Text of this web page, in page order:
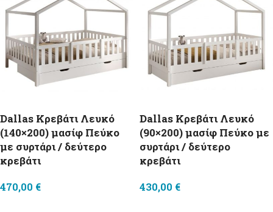
Dallas Κρεβάτι Λευκό
(140×200) μασίφ Πεύκο
με συρτάρι / δεύτερο
κρεβάτι
470,00 €
Dallas Κρεβάτι Λευκό
(90×200) μασίφ Πεύκο με
συρτάρι / δεύτερο
κρεβάτι
430,00 €